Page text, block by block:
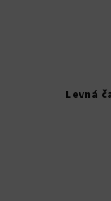
Levná